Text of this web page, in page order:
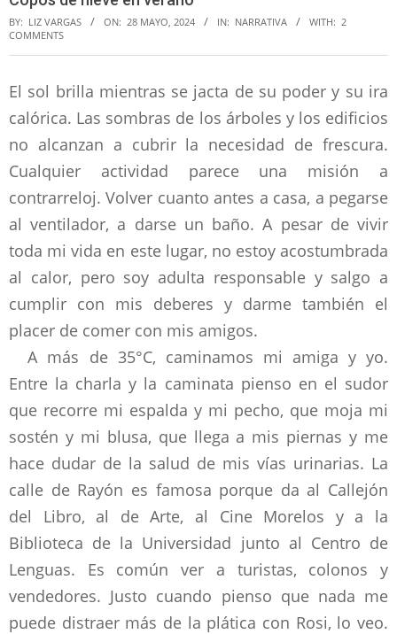
BY: LIZ VARGAS ON: 28 MAYO, 2024 IN: NARRATIVA WITH: 2
COMMENTS
El sol brilla mientras se jacta de su poder y su ira
calórica. Las sombras de los árboles y los edificios
no alcanzan a cubrir la necesidad de frescura.
Cualquier actividad parece una misión a
contrarreloj. Volver cuanto antes a casa, a pegarse
al ventilador, a darse un baño. A pesar de vivir
toda mi vida en este lugar, no estoy acostumbrada
al calor, pero soy adulta responsable y salgo a
cumplir con mis deberes y darme también el
placer de comer con mis amigos.
A más de 35°C, caminamos mi amiga y yo.
Entre la charla y la caminata pienso en el sudor
que recorre mi espalda y mi pecho, que moja mi
sostén y mi blusa, que llega a mis piernas y me
hace dudar de la salud de mis vías urinarias. La
calle de Rayón es famosa porque da al Callejón
del Libro, al de Arte, al Cine Morelos y a la
Biblioteca de la Universidad junto al Centro de
Lenguas. Es común ver a turistas, colonos y
vendedores. Justo cuando pienso que nada me
puede distraer más de la plática con Rosi, lo veo.